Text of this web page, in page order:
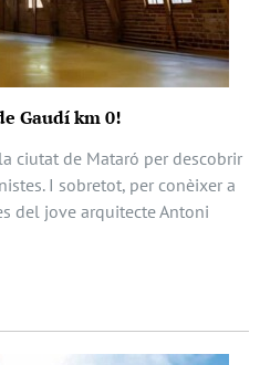
Gaudí km 0!
ciutat de Mataró per descobrir
I sobretot, per conèixer a
del jove arquitecte Antoni